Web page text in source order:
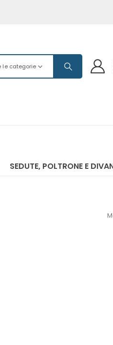
le categorie
SEDUTE, POLTRONE E